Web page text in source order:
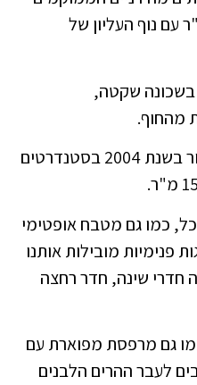
מגרש פרטי של 630 מ"ר עם נוף העליון של
בשכונה שקטה,
מהחוף.
הוילה הראשונה נבנתה במקור בשנת 2004 בסטנדרטים
כמו גם מטבח אופטימי
פנימיות מובילות אותנו
חדרי שינה, חדר רחצה
גם מרפסת מפוארת עם
לעבר ההרים הלבנים